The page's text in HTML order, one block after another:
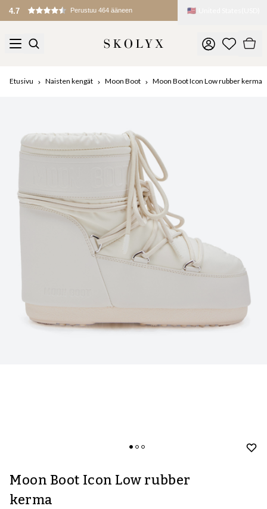
4.7 Perustuu 464 ääneen 🇺🇸
Etusivu Naisten kengät Moon Boot Moon Boot Icon Low rubber kerma
Moon Boot Icon Low rubber
kerma